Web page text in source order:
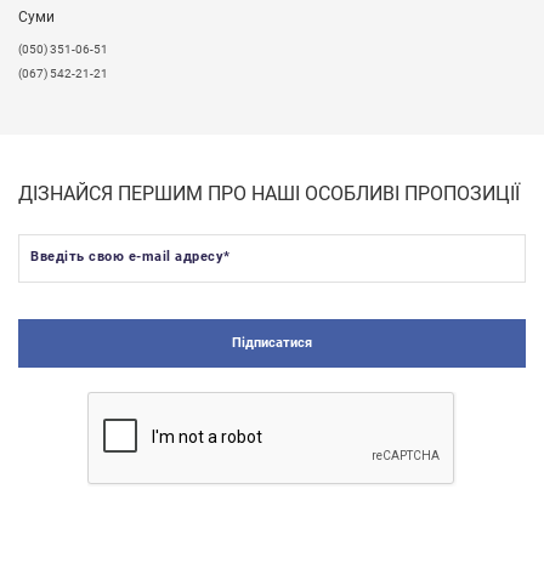
Суми
(050) 351-06-51
(067) 542-21-21
ДІЗНАЙСЯ ПЕРШИМ ПРО НАШІ ОСОБЛИВІ ПРОПОЗИЦІЇ
Введіть свою e-mail адресу*
Підписатися